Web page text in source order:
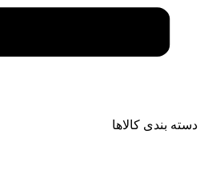
دسته بندی کالاها